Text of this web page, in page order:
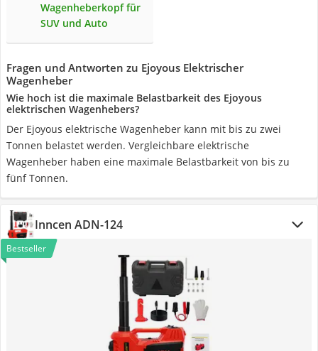
Wagenheberkopf für
SUV und Auto
Fragen und Antworten zu Ejoyous Elektrischer
Wagenheber
Wie hoch ist die maximale Belastbarkeit des Ejoyous
elektrischen Wagenhebers?
Der Ejoyous elektrische Wagenheber kann mit bis zu zwei
Tonnen belastet werden. Vergleichbare elektrische
Wagenheber haben eine maximale Belastbarkeit von bis zu
fünf Tonnen.
Inncen ADN-124
Bestseller